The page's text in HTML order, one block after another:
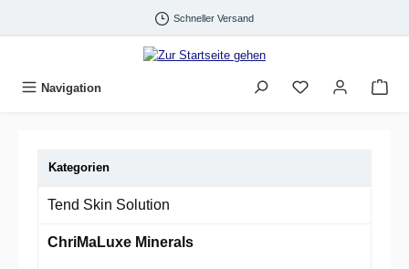
Schneller Versand
Navigation
Kategorien
Tend Skin Solution
ChriMaLuxe Minerals